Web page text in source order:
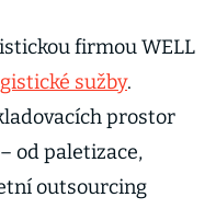
firmou WELL
sužby.
prostor
od paletizace,
outsourcing